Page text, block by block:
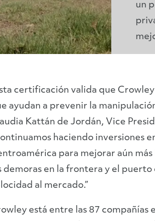
un
certificación valida que
ayudan a prevenir la
Kattán de Jordán, Vice
haciendo inversiones
para mejorar aún
demoras en la frontera y el
al mercado.”
está entre las 87 compañías